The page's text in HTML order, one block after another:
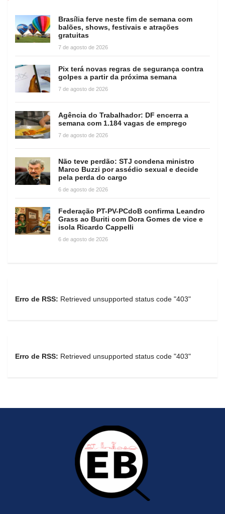
Brasília ferve neste fim de semana com
balões, shows, festivais e atrações
gratuitas
7 de agosto de 2026
Pix terá novas regras de segurança contra
golpes a partir da próxima semana
7 de agosto de 2026
Agência do Trabalhador: DF encerra a
semana com 1.184 vagas de emprego
7 de agosto de 2026
Não teve perdão: STJ condena ministro
Marco Buzzi por assédio sexual e decide
pela perda do cargo
6 de agosto de 2026
Federação PT-PV-PCdoB confirma Leandro
Grass ao Buriti com Dora Gomes de vice e
isola Ricardo Cappelli
6 de agosto de 2026
Erro de RSS: Retrieved unsupported status code "403"
Erro de RSS: Retrieved unsupported status code "403"